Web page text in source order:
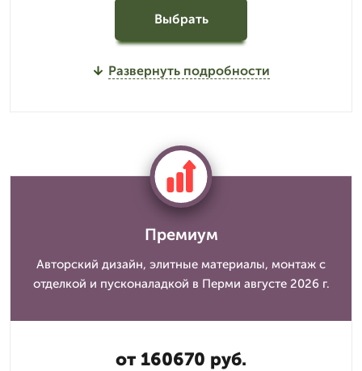
Выбрать
Развернуть подробности
Премиум
Авторский дизайн, элитные материалы, монтаж с
отделкой и пусконаладкой в Перми августе 2026 г.
от 160670 руб.